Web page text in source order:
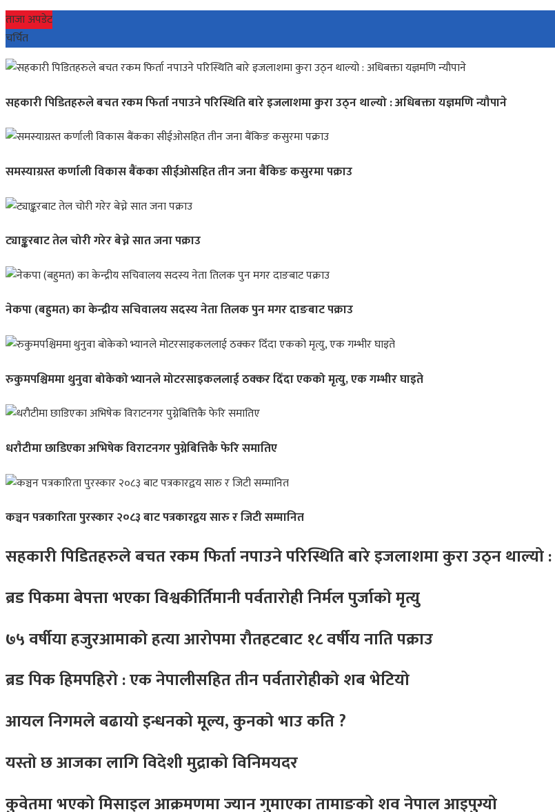
ताजा अपडेट
चर्चित
सहकारी पिडितहरुले बचत रकम फिर्ता नपाउने परिस्थिति बारे इजलाशमा कुरा उठ्न थाल्यो : अधिबक्ता यज्ञमणि न्यौपाने
समस्याग्रस्त कर्णाली विकास बैंकका सीईओसहित तीन जना बैंकिङ कसुरमा पक्राउ
ट्याङ्करबाट तेल चोरी गरेर बेच्ने सात जना पक्राउ
नेकपा (बहुमत) का केन्द्रीय सचिवालय सदस्य नेता तिलक पुन मगर दाङबाट पक्राउ
रुकुमपश्चिममा थुनुवा बोकेको भ्यानले मोटरसाइकललाई ठक्कर दिँदा एकको मृत्यु, एक गम्भीर घाइते
धराैटीमा छाडिएका अभिषेक विराटनगर पुग्नेबित्तिकै फेरि समातिए
कञ्चन पत्रकारिता पुरस्कार २०८३ बाट पत्रकारद्वय सारु र जिटी सम्मानित
सहकारी पिडितहरुले बचत रकम फिर्ता नपाउने परिस्थिति बारे इजलाशमा कुरा उठ्न थाल्यो :
ब्रड पिकमा बेपत्ता भएका विश्वकीर्तिमानी पर्वतारोही निर्मल पुर्जाको मृत्यु
७५ वर्षीया हजुरआमाको हत्या आरोपमा रौतहटबाट १८ वर्षीय नाति पक्राउ
ब्रड पिक हिमपहिरो : एक नेपालीसहित तीन पर्वतारोहीको शब भेटियो
आयल निगमले बढायो इन्धनको मूल्य, कुनकाे भाउ कति ?
यस्तो छ आजका लागि विदेशी मुद्राको विनिमयदर
कुवेतमा भएको मिसाइल आक्रमणमा ज्यान गुमाएका तामाङको शव नेपाल आइपुग्यो